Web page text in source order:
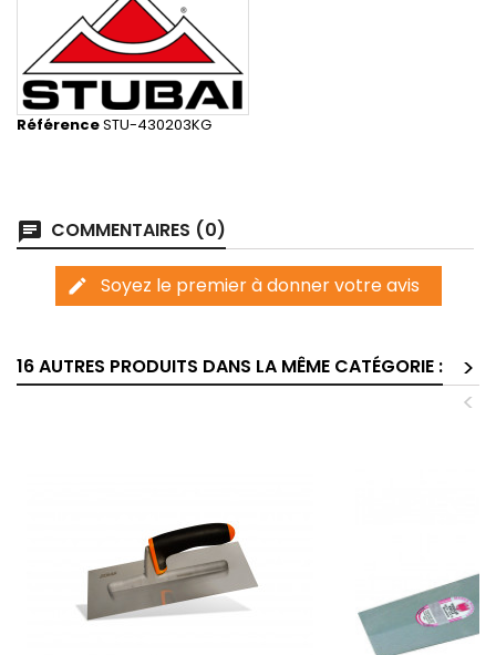
RéférenceSTU-430203KG
chat COMMENTAIRES (0)
edit Soyez le premier à donner votre avis
16 AUTRES PRODUITS DANS LA MÊME CATÉGORIE :
>
<